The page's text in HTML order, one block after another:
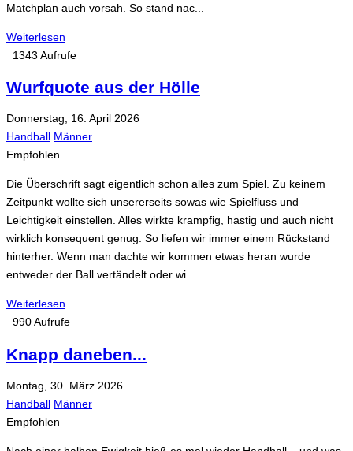
Matchplan auch vorsah. So stand nac...
Weiterlesen
1343 Aufrufe
Wurfquote aus der Hölle
Donnerstag, 16. April 2026
Handball Männer
Empfohlen
Die Überschrift sagt eigentlich schon alles zum Spiel. Zu keinem
Zeitpunkt wollte sich unsererseits sowas wie Spielfluss und
Leichtigkeit einstellen. Alles wirkte krampfig, hastig und auch nicht
wirklich konsequent genug. So liefen wir immer einem Rückstand
hinterher. Wenn man dachte wir kommen etwas heran wurde
entweder der Ball vertändelt oder wi...
Weiterlesen
990 Aufrufe
Knapp daneben...
Montag, 30. März 2026
Handball Männer
Empfohlen